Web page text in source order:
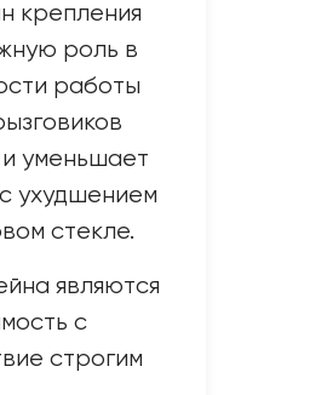
крепления
роль в
работы
уменьшает
ухудшением
стекле.
являются
с
строгим